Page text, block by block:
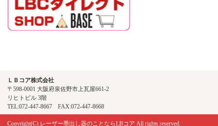
ＬＢコア株式会社
〒598-0001 大阪府泉佐野市上瓦屋661-2
リヒトビル 3階
TEL:072-447-8667 FAX:072-447-8668
Copyright(C) レーザー墨出し器のことならLBコア All rights reserved.